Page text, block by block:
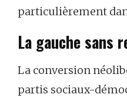
particulièrement
La gauche sans
La conversion
partis sociaux-